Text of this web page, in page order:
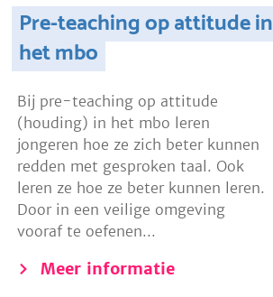
Pre-teaching op attitude in
het mbo
Bij pre-teaching op attitude
(houding) in het mbo leren
jongeren hoe ze zich beter kunnen
redden met gesproken taal. Ook
leren ze hoe ze beter kunnen leren.
Door in een veilige omgeving
vooraf te oefenen...
Meer informatie